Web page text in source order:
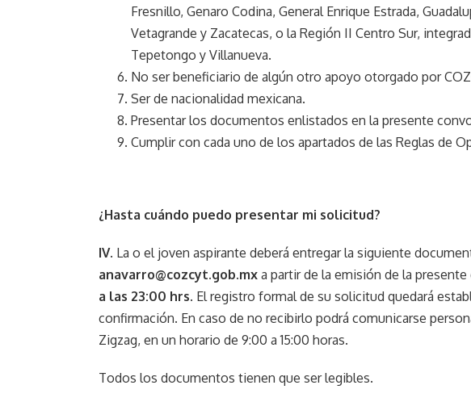
Fresnillo, Genaro Codina, General Enrique Estrada,
Vetagrande y Zacatecas, o la Región II Centro Sur,
Tepetongo y Villanueva.
No ser beneficiario de algún otro apoyo otorgado por
Ser de nacionalidad mexicana.
Presentar los documentos enlistados en la presente
Cumplir con cada uno de los apartados de las Reglas de
¿Hasta cuándo puedo presentar mi solicitud?
IV. La o el joven aspirante deberá entregar la siguiente
anavarro@cozcyt.gob.mx a partir de la emisión de la
a las 23:00 hrs. El registro formal de su solicitud quedará
confirmación. En caso de no recibirlo podrá comunicarse
Zigzag, en un horario de 9:00 a 15:00 horas.
Todos los documentos tienen que ser legibles.